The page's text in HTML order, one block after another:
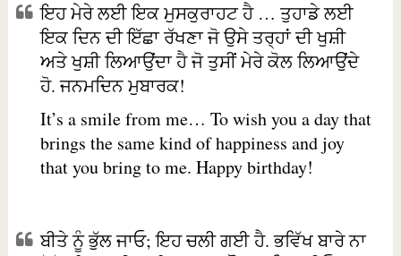
ਇਹ ਮੇਰੇ ਲਈ ਇਕ ਮੁਸਕੁਰਾਹਟ ਹੈ … ਤੁਹਾਡੇ ਲਈ
ਇਕ ਦਿਨ ਦੀ ਇੱਛਾ ਰੱਖਣਾ ਜੋ ਉਸੇ ਤਰ੍ਹਾਂ ਦੀ ਖੁਸ਼ੀ
ਅਤੇ ਖੁਸ਼ੀ ਲਿਆਉਂਦਾ ਹੈ ਜੋ ਤੁਸੀਂ ਮੇਰੇ ਕੋਲ ਲਿਆਉਂਦੇ
ਹੋ. ਜਨਮਦਿਨ ਮੁਬਾਰਕ!
It’s a smile from me… To wish you a day that
brings the same kind of happiness and joy
that you bring to me. Happy birthday!
ਬੀਤੇ ਨੂੰ ਭੁੱਲ ਜਾਓ; ਇਹ ਚਲੀ ਗਈ ਹੈ. ਭਵਿੱਖ ਬਾਰੇ ਨਾ